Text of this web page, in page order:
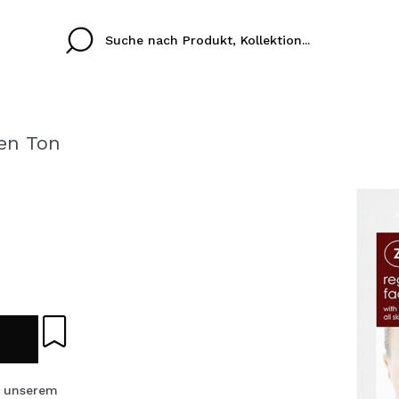
ICH
Durch die Erstellung
Einkäufe schnell
ESPAÑOL
Ton
que
colori